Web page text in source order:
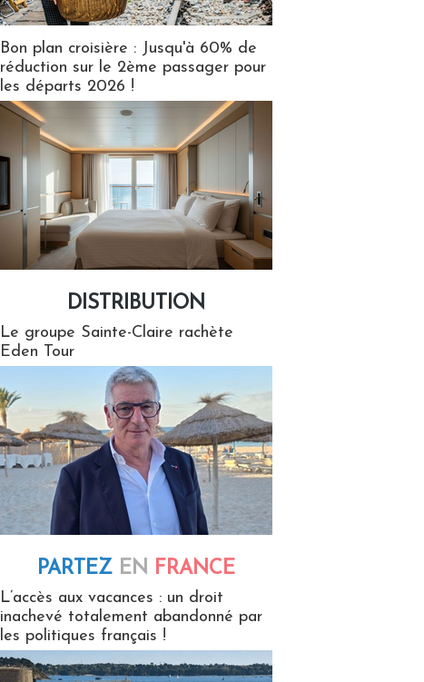
Bon plan croisière : Jusqu'à 60% de
réduction sur le 2ème passager pour
les départs 2026 !
DISTRIBUTION
Le groupe Sainte-Claire rachète
Eden Tour
PARTEZ EN FRANCE
L’accès aux vacances : un droit
inachevé totalement abandonné par
les politiques français !